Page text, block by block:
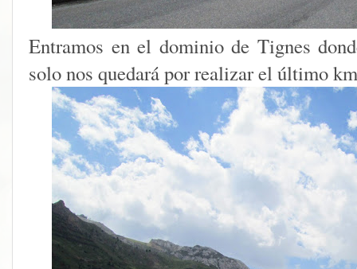
Entramos en el dominio de Tignes
solo nos quedará por realizar el último